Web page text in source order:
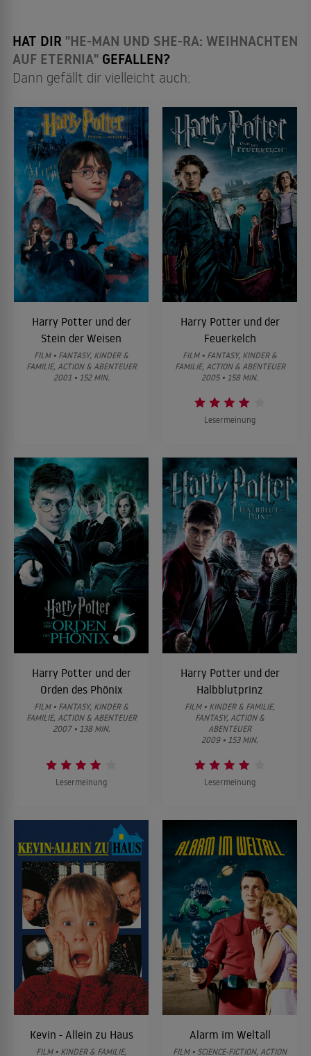
HAT DIR "HE-MAN UND SHE-RA: WEIHNACHTEN
AUF ETERNIA" GEFALLEN?
Dann gefällt dir vielleicht auch:
Harry Potter und der
Stein der Weisen
FILM • FANTASY, KINDER &
FAMILIE, ACTION & ABENTEUER
2001 • 152 MIN.
Harry Potter und der
Feuerkelch
FILM • FANTASY, KINDER &
FAMILIE, ACTION & ABENTEUER
2005 • 158 MIN.
Lesermeinung
Harry Potter und der
Orden des Phönix
FILM • FANTASY, KINDER &
FAMILIE, ACTION & ABENTEUER
2007 • 138 MIN.
Lesermeinung
Harry Potter und der
Halbblutprinz
FILM • KINDER & FAMILIE,
FANTASY, ACTION &
ABENTEUER
2009 • 153 MIN.
Lesermeinung
Kevin - Allein zu Haus
FILM • KINDER & FAMILIE,
Alarm im Weltall
FILM • SCIENCE-FICTION, ACTION